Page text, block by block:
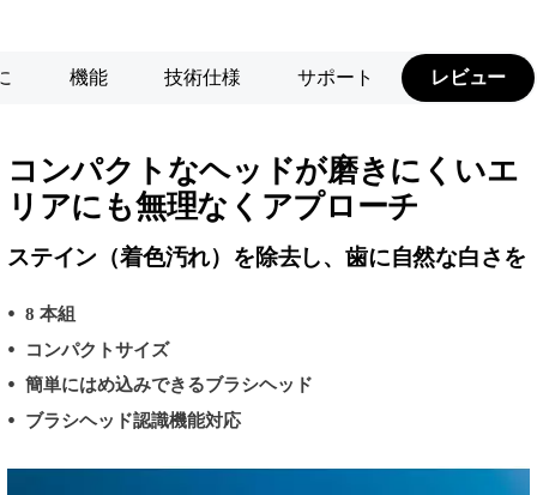
機能 技術仕様 サポート レビュー
コンパクトなヘッドが磨きにくいエ
リアにも無理なくアプローチ​​
ステイン（着色汚れ）を除去し、歯に自然な白さを
8 本組
コンパクトサイズ
簡単にはめ込みできるブラシヘッド
ブラシヘッド認識機能対応